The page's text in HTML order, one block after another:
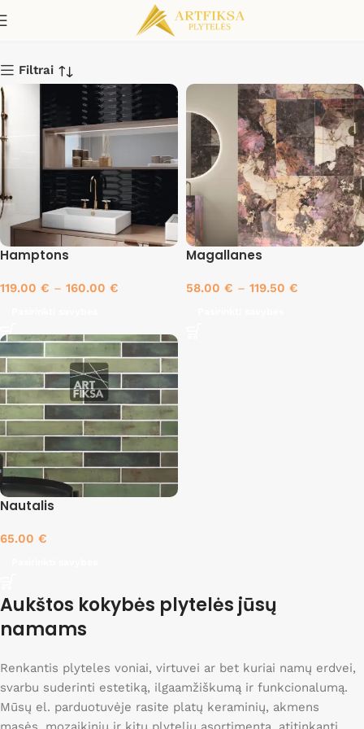
Pink
Filtrai
Hamptons
119.00 € – 160.00 €
Magallanes
58.00 € – 119.50 €
Nautalis
65.00 €
Aukštos kokybės plytelės jūsų
namams
Renkantis plyteles voniai, virtuvei ar bet kuriai namų erdvei,
svarbu suderinti estetiką, ilgaamžiškumą ir funkcionalumą.
Mūsų el. parduotuvėje rasite platų keraminių, akmens